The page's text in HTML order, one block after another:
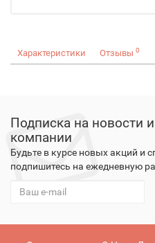
Характеристики Отзывы 0
Подписка на новости
компании
Будьте в курсе новых акций и
подпишитесь на ежедневную